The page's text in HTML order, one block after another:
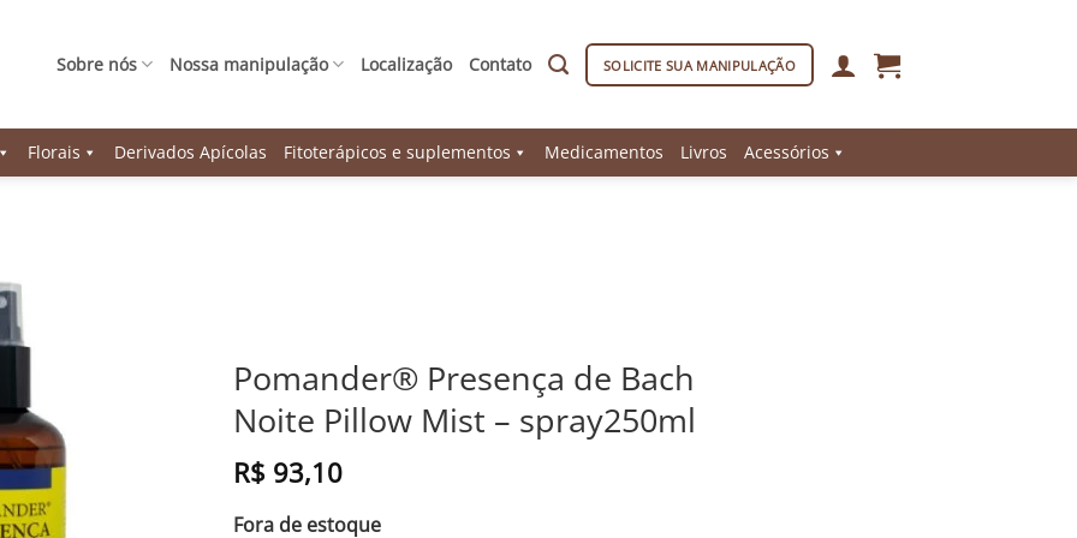
Sobre nós Nossa manipulação Localização Contato SOLICITE SUA MANIPULAÇÃO
Florais Derivados Apícolas Fitoterápicos e suplementos Medicamentos Livros Acessórios
Pomander® Presença de Bach
Noite Pillow Mist – spray250ml
R$ 93,10
Fora de estoque